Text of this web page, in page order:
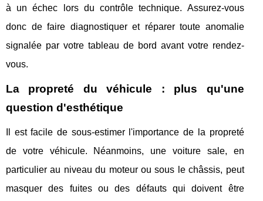
à un échec lors du contrôle technique. Assurez-vous
donc de faire diagnostiquer et réparer toute anomalie
signalée par votre tableau de bord avant votre rendez-
vous.
La propreté du véhicule : plus qu'une
question d'esthétique
Il est facile de sous-estimer l'importance de la propreté
de votre véhicule. Néanmoins, une voiture sale, en
particulier au niveau du moteur ou sous le châssis, peut
masquer des fuites ou des défauts qui doivent être